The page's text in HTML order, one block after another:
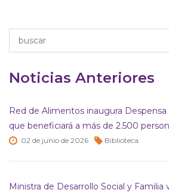
Noticias Anteriores
Red de Alimentos inaugura Despensa
que beneficiará a más de 2.500
02 de junio de 2026 Biblioteca
Ministra de Desarrollo Social y Familia